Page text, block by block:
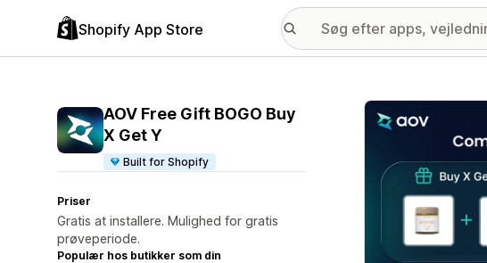
Shopify App Store
AOV Free Gift BOGO Buy
X Get Y
Built for Shopify
Priser
Gratis at installere. Mulighed for gratis
prøveperiode.
Populær hos butikker som din
Galleri med